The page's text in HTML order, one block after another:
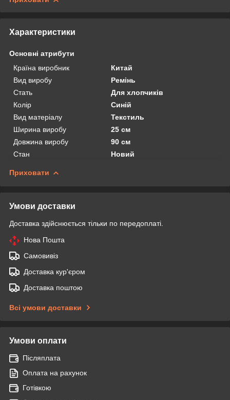
Характеристики
Основні атрибути
Країна виробник
Китай
Вид виробу
Ремінь
Стать
Для хлопчиків
Колір
Синій
Вид матеріалу
Текстиль
Ширина виробу
25 см
Довжина виробу
90 см
Стан
Новий
Приховати
Умови доставки
Доставка здійснюється тільки по передоплаті.
Нова Пошта
Самовивіз
Доставка кур'єром
Доставка поштою
Всі умови доставки
Умови оплати
Післяплата
Оплата на рахунок
Готівкою